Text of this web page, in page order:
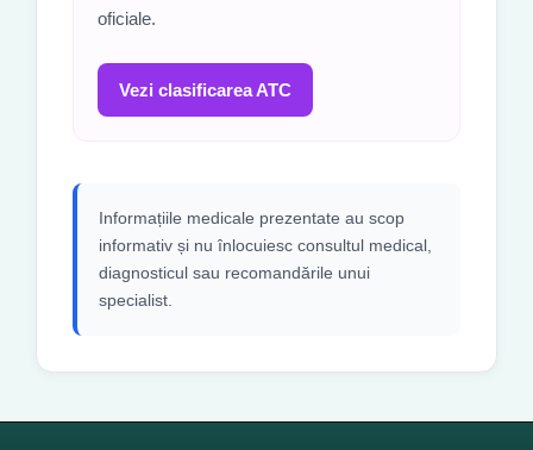
oficiale.
Vezi clasificarea ATC
Informațiile medicale prezentate au scop
informativ și nu înlocuiesc consultul medical,
diagnosticul sau recomandările unui
specialist.